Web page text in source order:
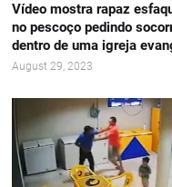
Vídeo mostra rapaz
no pescoço pedindo
dentro de uma igreja
August 29, 2023